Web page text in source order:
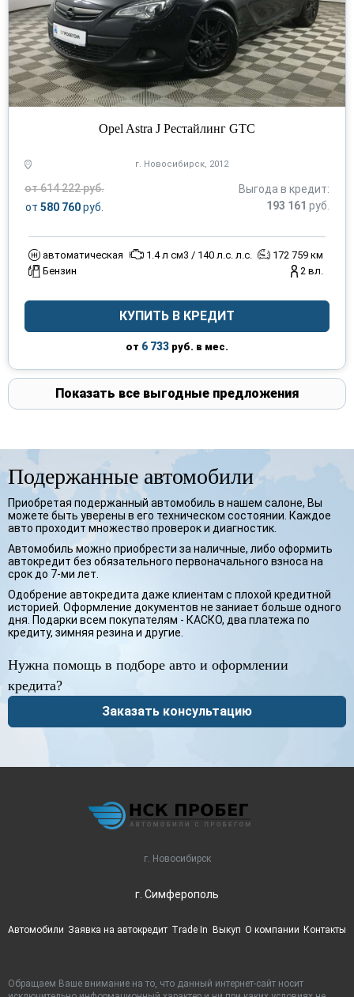
Opel Astra J Рестайлинг GTC
г. Новосибирск, 2012
от 614 222 руб.
от 580 760руб.
Выгода в кредит:
193 161 руб.
автоматическая 1.4 л см3 / 140 л.с. л.с.
172 759 км
Бензин
2 вл.
КУПИТЬ В КРЕДИТ
от 6 733 руб. в мес.
Показать все выгодные предложения
Подержанные автомобили
Приобретая подержанный автомобиль в нашем салоне, Вы
можете быть уверены в его техническом состоянии. Каждое
авто проходит множество проверок и диагностик.
Автомобиль можно приобрести за наличные, либо оформить
автокредит без обязательного первоначального взноса на
срок до 7-ми лет.
Одобрение автокредита даже клиентам с плохой кредитной
историей. Оформление документов не заниает больше одного
дня. Подарки всем покупателям - КАСКО, два платежа по
кредиту, зимняя резина и другие.
Нужна помощь в подборе авто и оформлении
кредита?
Заказать консультацию
г. Новосибирск
г. Симферополь
Автомобили Заявка на автокредит Trade In Выкуп О компании Контакты
Обращаем Ваше внимание на то, что данный интернет-сайт носит